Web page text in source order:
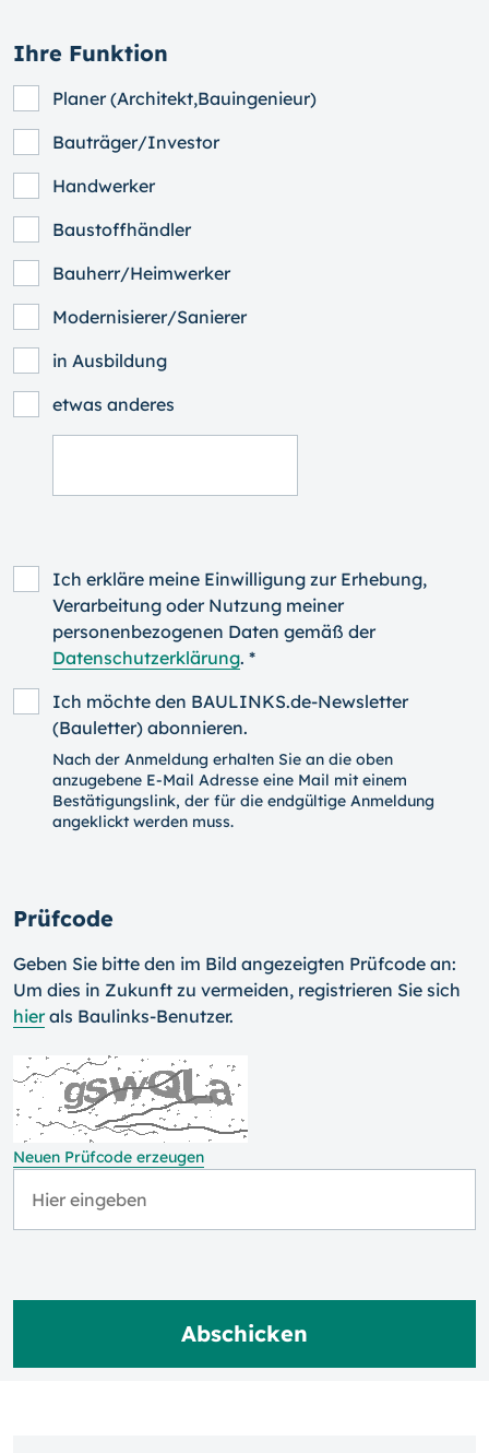
Ihre Funktion
Planer (Architekt,Bauingenieur)
Bauträger/Investor
Handwerker
Baustoffhändler
Bauherr/Heimwerker
Modernisierer/Sanierer
in Ausbildung
etwas anderes
Ich erkläre meine Einwilligung zur Erhebung,
Verarbeitung oder Nutzung meiner
personenbezogenen Daten gemäß der
Datenschutzerklärung. *
Ich möchte den BAULINKS.de-Newsletter
(Bauletter) abonnieren.
Nach der Anmeldung erhalten Sie an die oben
anzugebene E-Mail Adresse eine Mail mit einem
Bestätigungslink, der für die endgültige Anmeldung
angeklickt werden muss.
Prüfcode
Geben Sie bitte den im Bild angezeigten Prüfcode an:
Um dies in Zukunft zu vermeiden, registrieren Sie sich
hierals Baulinks-Benutzer.
Neuen Prüfcode erzeugen